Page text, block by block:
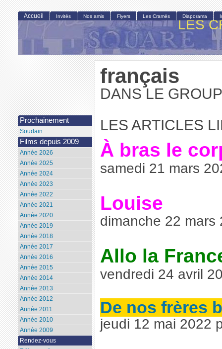
LES
français
DANS LE
LES ARTICLES
À bras le
samedi 21 mars
Louise
dimanche 22 mars
Allo la
vendredi 24 avril
De nos frères
jeudi 12 mai 2022
Accueil Invités Nos amis Flyers Les Cramés Diaporama
Prochainement
Soudain
Films depuis 2009
Année 2026
Année 2025
Année 2024
Année 2023
Année 2022
Année 2021
Année 2020
Année 2019
Année 2018
Année 2017
Année 2016
Année 2015
Année 2014
Année 2013
Année 2012
Année 2011
Année 2010
Année 2009
Rendez-vous